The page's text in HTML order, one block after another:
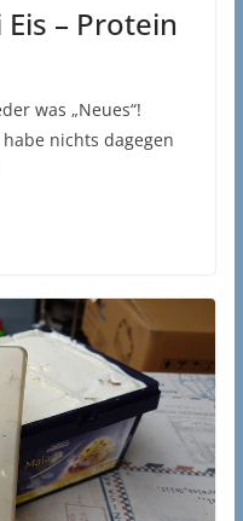
– Protein
was „Neues“!
nichts dagegen